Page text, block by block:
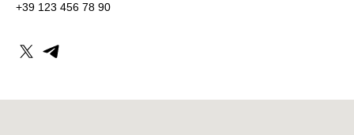
+39 123 456 78 90